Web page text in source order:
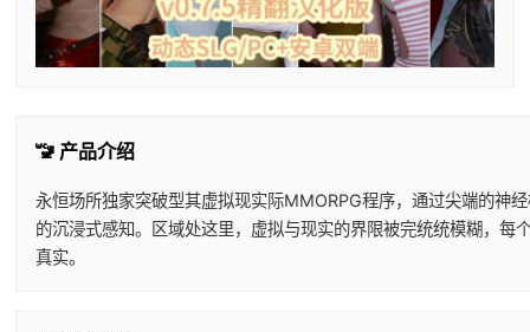
🚾 产品介绍
永恒场所独家突破型其虚拟现实际MMORPG程序，通过尖端的神
的沉浸式感知。区域处这里，虚拟与现实的界限被完统统模糊，每
真实。